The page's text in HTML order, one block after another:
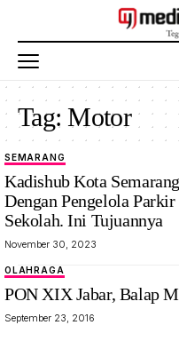
Tag:Motor
SEMARANG
Kadishub Kota
Dengan Pengelola
Sekolah. Ini Tujuannya
November 30, 2023
OLAHRAGA
PON XIX Jabar, Balap
September 23, 2016